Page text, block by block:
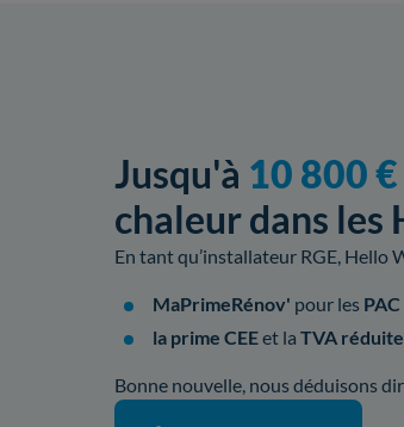
Jusqu'à 10 800 €
chaleur dans les
En tant qu’installateur RGE, Hello
MaPrimeRénov' pour les
la prime CEEet la TVA réduite
Bonne nouvelle, nous déduisons